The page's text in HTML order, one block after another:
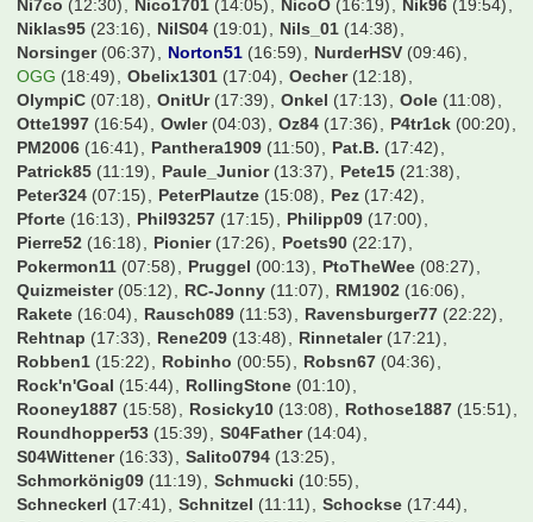
KaWi74(17:24) Kago(10:46) Kapllani99(13:36)
Karel(11:35) Kartenfahnder(17:02) Kartograph
Kern(17:25) Kevin_173(14:25) KiGoe83(15:41)
KiKo (15:00) KickerKingdom(17:05) Kingsmania
Klaxon(09:16) Kleine Zicke(12:40) KleineLilie(12:37)
Knaddly(12:25) Koellefornia(06:48) Konfrontation(17:40)
Kosseher76(11:11) Kugelblitz (17:44) Kundelinho(13:20)
Larsinio(23:03) Lassesen(21:58) Lawless3012(12:28)
Legendenstatus(17:41) Leipziger(16:34)
Lemmo1984(14:55) Lexus1893(15:50) Lipsia1893
Longlo(14:22) Lopesinho(17:16) LostandFound
Lothar-1990(17:42) Lowry(16:19) MA1933(14:18)
Macauley(17:43) Magic Dirk(13:05) Magolwes (17:11)
Majo1991(00:09) Makaai(13:30) Mango1893(17:35)
Manu17(17:16) Marcri(08:56) Marcus2116(20:20)
Mario17(12:01) MarkFC(16:47) MarkusG.(09:22)
MasterFrankfurt(13:30) MaxSVW(15:47)
Mccello(15:54) Mehlo(14:19) Mehmet Scholl(15:30)
Mel76(17:14) MemoKS(16:11) Micha-W(16:09)
Mingaisrot(17:22) Mini-Birne(14:36) Mo1909
Moerinho(16:43) Mokelele(16:35) MonsieuL
Moritz__vb (12:57) N-11(17:35) N8BAR(17:11)